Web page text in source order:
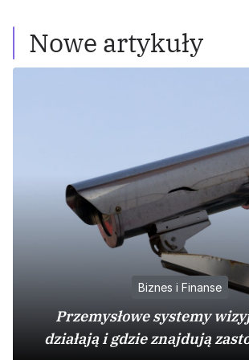
Nowe artykuły
Biznes i Finanse
Przemysłowe systemy
działają i gdzie znajdują